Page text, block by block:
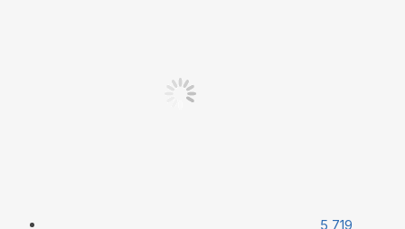
5 719